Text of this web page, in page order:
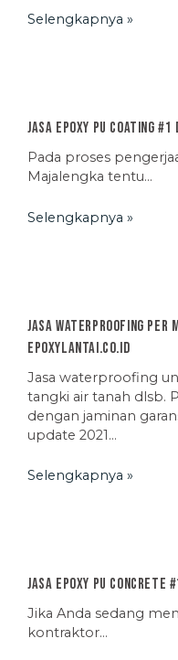
Selengkapnya »
Jasa Epoxy PU Coating
Pada proses
Majalengka tentu…
Selengkapnya »
Jasa Waterproofing Per
EpoxyLantai.co.id
Jasa waterproofing
tangki air tanah dlsb.
dengan jaminan
update 2021…
Selengkapnya »
Jasa Epoxy PU Concrete
Jika Anda sedang
kontraktor…